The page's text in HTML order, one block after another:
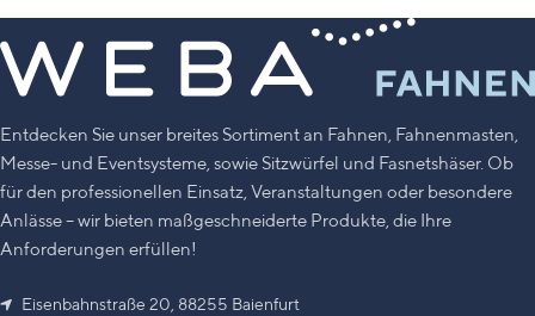
Entdecken Sie unser breites Sortiment an Fahnen, Fahnenmasten,
Messe- und Eventsysteme, sowie Sitzwürfel und Fasnetshäser. Ob
für den professionellen Einsatz, Veranstaltungen oder besondere
Anlässe – wir bieten maßgeschneiderte Produkte, die Ihre
Anforderungen erfüllen!
Eisenbahnstraße 20, 88255 Baienfurt